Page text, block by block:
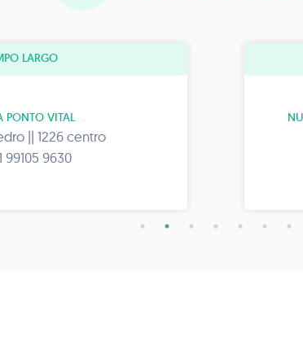
LARGO
PONTO VITAL
|| 1226 centro
99105 9630